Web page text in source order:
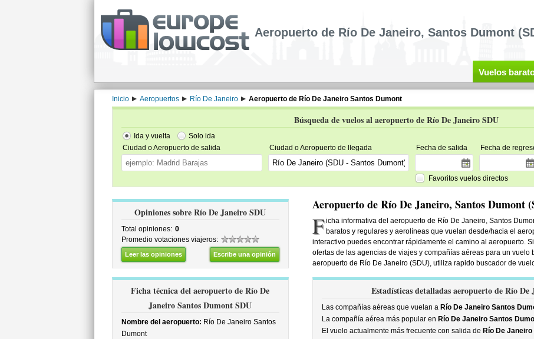
Aeropuerto de Río De Janeiro, Santos Dumont
Vuelos
Inicio Aeropuertos Río De Janeiro Aeropuerto de Río De Janeiro Santos Dumont
Búsqueda de vuelos al aeropuerto de Río De Janeiro SDU
Ida y vuelta
Solo ida
Ciudad o Aeropuerto de salida
Ciudad o Aeropuerto de llegada Fecha de salida Fecha de
Favoritos vuelos directos
Opiniones sobre Río De Janeiro SDU
Total opiniones: 0
Promedio votaciones viajeros:
Leer las opiniones Escribe una opinión
Ficha técnica del aeropuerto de Río De
Janeiro Santos Dumont SDU
Nombre del aeropuerto: Río De Janeiro Santos
Dumont
Aeropuerto de Río De Janeiro, Santos Dumont
F icha informativa del aeropuerto de Río De Janeiro, Santos
baratos y regulares y aerolíneas que vuelan desde/hacia el
interactivo puedes encontrar rápidamente el camino al aeropuerto.
ofertas de las agencias de viajes y compañías aéreas para un vuelo
aeropuerto de Río De Janeiro (SDU), utiliza rapido buscador de
Estadísticas detalladas aeropuerto de Río
Las compañías aéreas que vuelan a Río De Janeiro Santos
La compañía aérea más popular en Río De Janeiro Santos
El vuelo actualmente más frecuente con salida de Río De